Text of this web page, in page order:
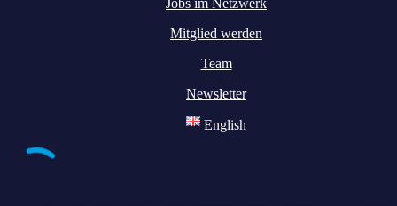
Jobs im Netzwerk
Mitglied werden
Team
Newsletter
English